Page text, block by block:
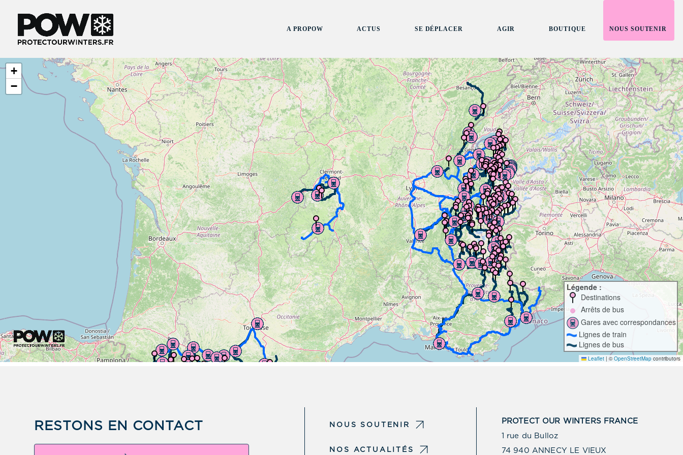
A PROPOW ACTUS SE DÉPLACER AGIR BOUTIQUE NOUS SOUTENIR
RESTONS EN CONTACT NOUS SOUTENIR
NOS ACTUALITÉS
PROTECT OUR WINTERS FRANCE
1 rue du Bulloz
74 940 ANNECY LE VIEUX